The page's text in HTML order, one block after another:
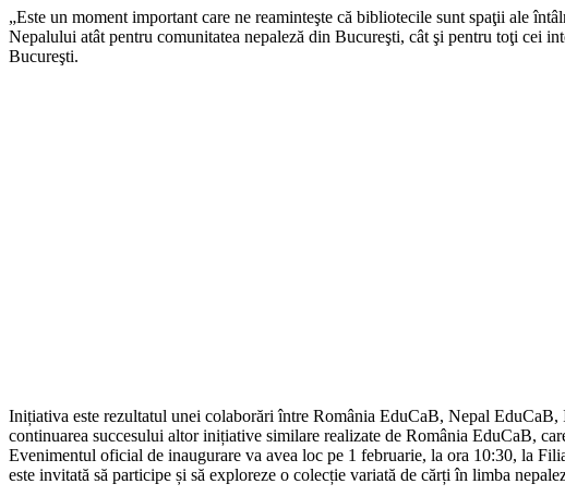
„Este un moment important care ne reaminteşte că bibliotecile sunt spaţii ale
Nepalului atât pentru comunitatea nepaleză din Bucureşti, cât şi pentru toţi cei
Bucureşti.
Inițiativa este rezultatul unei colaborări între România EduCaB, Nepal
continuarea succesului altor inițiative similare realizate de România EduCaB,
Evenimentul oficial de inaugurare va avea loc pe 1 februarie, la ora 10:30, la
este invitată să participe și să exploreze o colecție variată de cărți în limba